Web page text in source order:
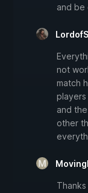
and be
not
match
players
and
other